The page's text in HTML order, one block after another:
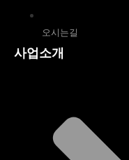
오시는길
사업소개